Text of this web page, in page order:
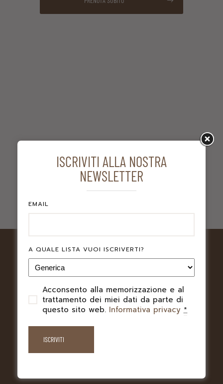
ISCRIVITI ALLA NOSTRA
NEWSLETTER
EMAIL
A QUALE LISTA VUOI ISCRIVERTI?
PRIVACY
Acconsento alla memorizzazione e al
trattamento dei miei dati da parte di
questo sito web. Informativa privacy *